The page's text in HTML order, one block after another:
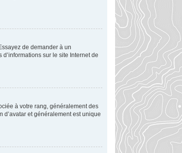
de demander à un
sur le site Internet de
à votre rang, généralement des
et généralement est unique